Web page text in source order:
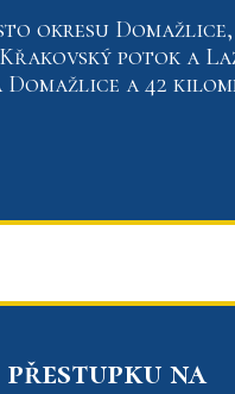
okresu
potok a
a 42
na